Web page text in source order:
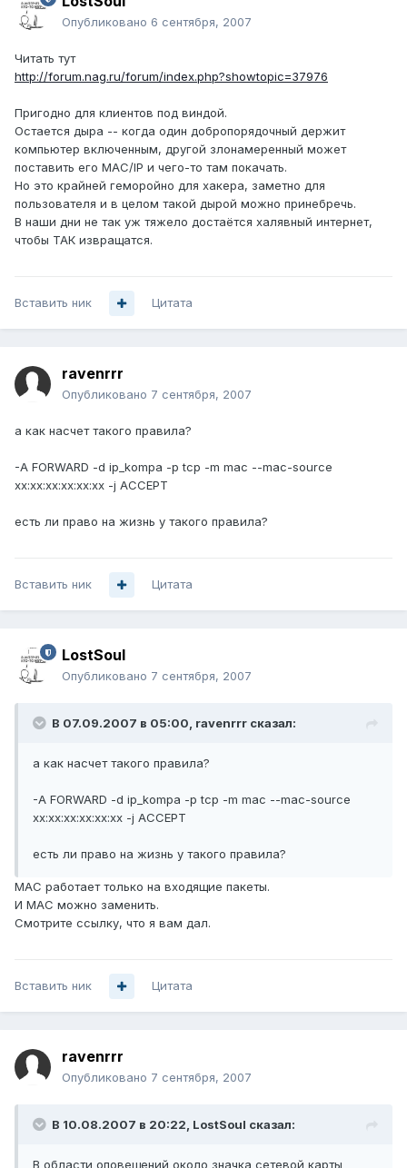
Опубликовано 6 сентября, 2007
Читать тут
http://forum.nag.ru/forum/index.php?showtopic=37976
Пригодно для клиентов под виндой.
Остается дыра -- когда один добропорядочный держит
компьютер включенным, другой злонамеренный может
поставить его MAC/IP и чего-то там покачать.
Но это крайней геморойно для хакера, заметно для
пользователя и в целом такой дырой можно принебречь.
В наши дни не так уж тяжело достаётся халявный интернет,
чтобы ТАК извращатся.
Вставить ник Цитата
ravenrrr
Опубликовано 7 сентября, 2007
а как насчет такого правила?
-A FORWARD -d ip_kompa -p tcp -m mac --mac-source
xx:xx:xx:xx:xx:xx -j ACCEPT
есть ли право на жизнь у такого правила?
Вставить ник Цитата
LostSoul
Опубликовано 7 сентября, 2007
В 07.09.2007 в 05:00, ravenrrr сказал:
а как насчет такого правила?
-A FORWARD -d ip_kompa -p tcp -m mac --mac-source
xx:xx:xx:xx:xx:xx -j ACCEPT
есть ли право на жизнь у такого правила?
MAC работает только на входящие пакеты.
И MAC можно заменить.
Смотрите ссылку, что я вам дал.
Вставить ник Цитата
ravenrrr
Опубликовано 7 сентября, 2007
В 10.08.2007 в 20:22, LostSoul сказал:
В области оповещений около значка сетевой карты